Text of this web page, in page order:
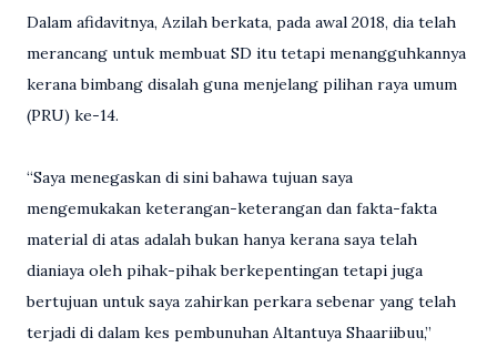
Dalam afidavitnya, Azilah berkata, pada awal 2018, dia telah
merancang untuk membuat SD itu tetapi menangguhkannya
kerana bimbang disalah guna menjelang pilihan raya umum
(PRU) ke-14.
“Saya menegaskan di sini bahawa tujuan saya
mengemukakan keterangan-keterangan dan fakta-fakta
material di atas adalah bukan hanya kerana saya telah
dianiaya oleh pihak-pihak berkepentingan tetapi juga
bertujuan untuk saya zahirkan perkara sebenar yang telah
terjadi di dalam kes pembunuhan Altantuya Shaariibuu,”